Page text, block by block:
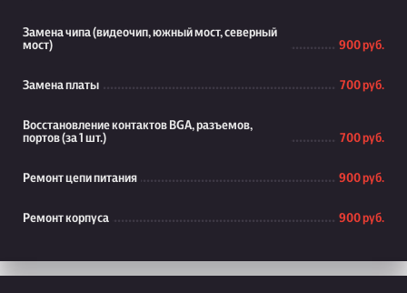
Замена чипа (видеочип, южный мост, северный
мост)
900 руб.
Замена платы 700 руб.
Восстановление контактов BGA, разъемов,
портов (за 1 шт.)
700 руб.
Ремонт цепи питания 900 руб.
Ремонт корпуса 900 руб.